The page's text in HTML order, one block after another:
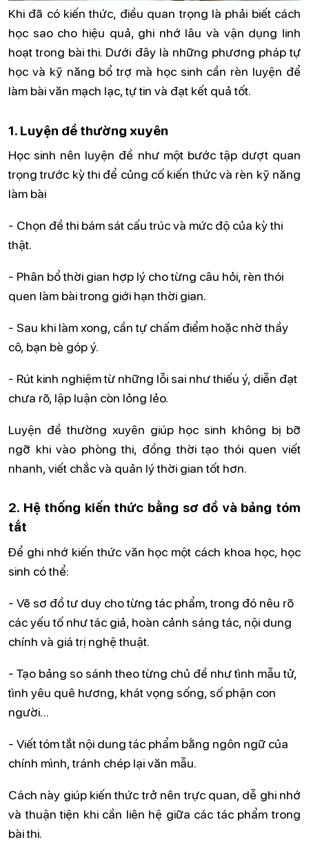
Khi đã có kiến thức, điều quan trọng là phải biết cách
học sao cho hiệu quả, ghi nhớ lâu và vận dụng linh
hoạt trong bài thi. Dưới đây là những phương pháp tự
học và kỹ năng bổ trợ mà học sinh cần rèn luyện để
làm bài văn mạch lạc, tự tin và đạt kết quả tốt.
1. Luyện đề thường xuyên
Học sinh nên luyện đề như một bước tập dượt quan
trọng trước kỳ thi để củng cố kiến thức và rèn kỹ năng
làm bài
- Chọn đề thi bám sát cấu trúc và mức độ của kỳ thi
thật.
- Phân bổ thời gian hợp lý cho từng câu hỏi, rèn thói
quen làm bài trong giới hạn thời gian.
- Sau khi làm xong, cần tự chấm điểm hoặc nhờ thầy
cô, bạn bè góp ý.
- Rút kinh nghiệm từ những lỗi sai như thiếu ý, diễn đạt
chưa rõ, lập luận còn lỏng lẻo.
Luyện đề thường xuyên giúp học sinh không bị bỡ
ngỡ khi vào phòng thi, đồng thời tạo thói quen viết
nhanh, viết chắc và quản lý thời gian tốt hơn.
2. Hệ thống kiến thức bằng sơ đồ và bảng tóm
tắt
Để ghi nhớ kiến thức văn học một cách khoa học, học
sinh có thể:
- Vẽ sơ đồ tư duy cho từng tác phẩm, trong đó nêu rõ
các yếu tố như tác giả, hoàn cảnh sáng tác, nội dung
chính và giá trị nghệ thuật.
- Tạo bảng so sánh theo từng chủ đề như tình mẫu tử,
tình yêu quê hương, khát vọng sống, số phận con
người…
- Viết tóm tắt nội dung tác phẩm bằng ngôn ngữ của
chính mình, tránh chép lại văn mẫu.
Cách này giúp kiến thức trở nên trực quan, dễ ghi nhớ
và thuận tiện khi cần liên hệ giữa các tác phẩm trong
bài thi.